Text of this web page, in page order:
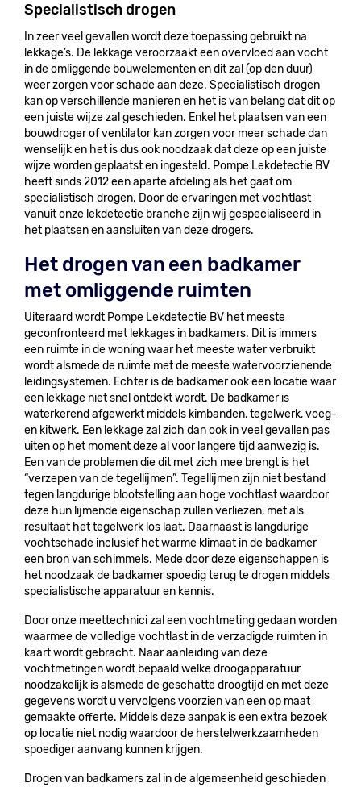
Specialistisch drogen
In zeer veel gevallen wordt deze toepassing gebruikt na
lekkage’s. De lekkage veroorzaakt een overvloed aan vocht
in de omliggende bouwelementen en dit zal (op den duur)
weer zorgen voor schade aan deze. Specialistisch drogen
kan op verschillende manieren en het is van belang dat dit op
een juiste wijze zal geschieden. Enkel het plaatsen van een
bouwdroger of ventilator kan zorgen voor meer schade dan
wenselijk en het is dus ook noodzaak dat deze op een juiste
wijze worden geplaatst en ingesteld. Pompe Lekdetectie BV
heeft sinds 2012 een aparte afdeling als het gaat om
specialistisch drogen. Door de ervaringen met vochtlast
vanuit onze lekdetectie branche zijn wij gespecialiseerd in
het plaatsen en aansluiten van deze drogers.
Het drogen van een badkamer
met omliggende ruimten
Uiteraard wordt Pompe Lekdetectie BV het meeste
geconfronteerd met lekkages in badkamers. Dit is immers
een ruimte in de woning waar het meeste water verbruikt
wordt alsmede de ruimte met de meeste watervoorzienende
leidingsystemen. Echter is de badkamer ook een locatie waar
een lekkage niet snel ontdekt wordt. De badkamer is
waterkerend afgewerkt middels kimbanden, tegelwerk, voeg-
en kitwerk. Een lekkage zal zich dan ook in veel gevallen pas
uiten op het moment deze al voor langere tijd aanwezig is.
Een van de problemen die dit met zich mee brengt is het
“verzepen van de tegellijmen”. Tegellijmen zijn niet bestand
tegen langdurige blootstelling aan hoge vochtlast waardoor
deze hun lijmende eigenschap zullen verliezen, met als
resultaat het tegelwerk los laat. Daarnaast is langdurige
vochtschade inclusief het warme klimaat in de badkamer
een bron van schimmels. Mede door deze eigenschappen is
het noodzaak de badkamer spoedig terug te drogen middels
specialistische apparatuur en kennis.
Door onze meettechnici zal een vochtmeting gedaan worden
waarmee de volledige vochtlast in de verzadigde ruimten in
kaart wordt gebracht. Naar aanleiding van deze
vochtmetingen wordt bepaald welke droogapparatuur
noodzakelijk is alsmede de geschatte droogtijd en met deze
gegevens wordt u vervolgens voorzien van een op maat
gemaakte offerte. Middels deze aanpak is een extra bezoek
op locatie niet nodig waardoor de herstelwerkzaamheden
spoediger aanvang kunnen krijgen.
Drogen van badkamers zal in de algemeenheid geschieden